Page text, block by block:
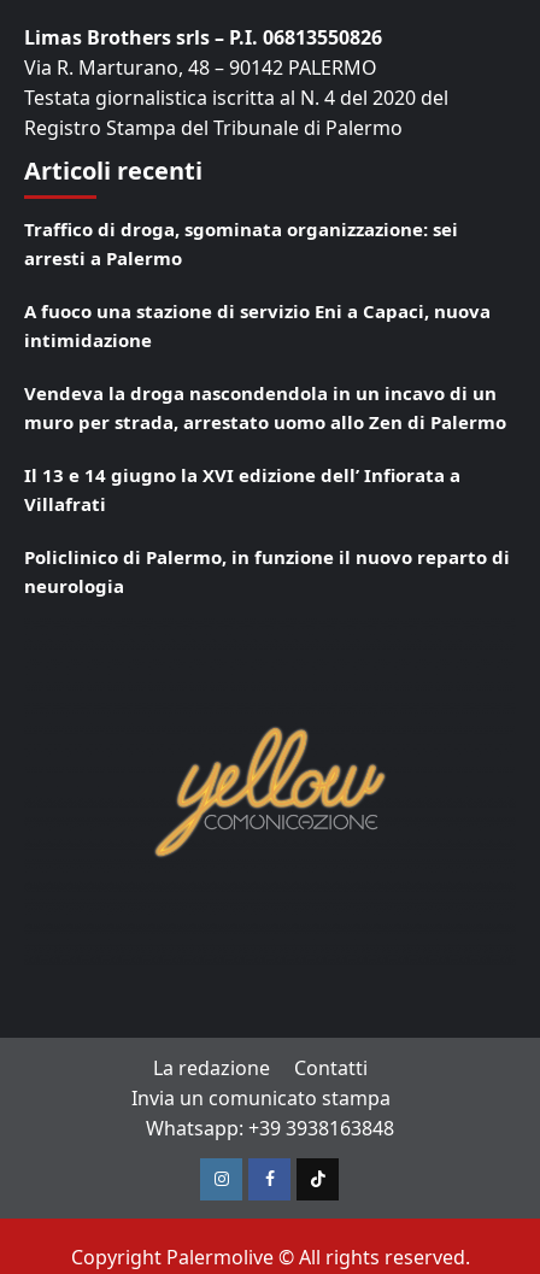
Limas Brothers srls – P.I. 06813550826
Via R. Marturano, 48 – 90142 PALERMO
Testata giornalistica iscritta al N. 4 del 2020 del
Registro Stampa del Tribunale di Palermo
Articoli recenti
Traffico di droga, sgominata organizzazione: sei
arresti a Palermo
A fuoco una stazione di servizio Eni a Capaci, nuova
intimidazione
Vendeva la droga nascondendola in un incavo di un
muro per strada, arrestato uomo allo Zen di Palermo
Il 13 e 14 giugno la XVI edizione dell’ Infiorata a
Villafrati
Policlinico di Palermo, in funzione il nuovo reparto di
neurologia
La redazione
Contatti
Invia un comunicato stampa
Whatsapp: +39 3938163848
InstagramFacebook
TikTok
Copyright Palermolive © All rights reserved.